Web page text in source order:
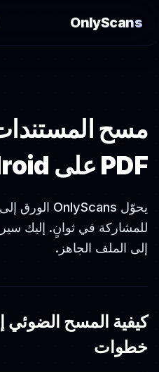
OnlyScans
مسح
PDF على Android وiOS
للمشاركة في ثوانٍ. إليك سير
إلى الملف الجاهز.
خطوات